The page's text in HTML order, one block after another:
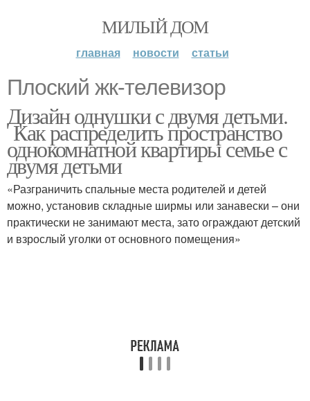
МИЛЫЙ ДОМ
главная новости статьи
Плоский жк-телевизор
Дизайн однушки с двумя детьми.
Как распределить пространство
однокомнатной квартиры семье с
двумя детьми
«Разграничить спальные места родителей и детей
можно, установив складные ширмы или занавески – они
практически не занимают места, зато ограждают детский
и взрослый уголки от основного помещения»